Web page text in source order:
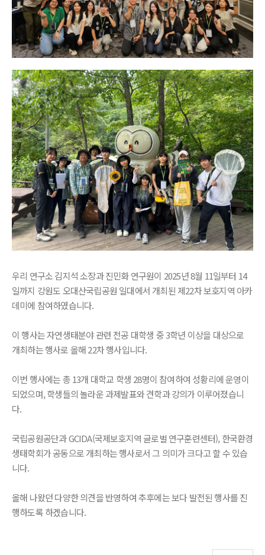
우리 연구소 김지석 소장과 진민화 연구원이 2025년 8월 11일부터 14
일까지 강원도 오대산국립공원 일대에서 개최된 제22차 보호지역 아카
데미에 참여하였습니다.
이 행사는 자연생태분야 관련 전공 대학생 중 3학년 이상을 대상으로
개최하는 행사로 올해 22차 행사입니다.
이번 행사에는 총 13개 대학교 학생 28명이 참여하여 성황리에 운영이
되었으며, 학생들의 놀라운 과제발표와 견학과 강의가 이루어졌습니
다.
국립공원공단과 GCIDA(국제보호지역 글로벌 연구훈련센터), 한국환경
생태학회가 공동으로 개최하는 행사로서 그 의미가 크다고 할 수 있습
니다.
올해 나왔던 다양한 의견을 반영하여 추후에는 보다 발전된 행사를 진
행하도록 하겠습니다.